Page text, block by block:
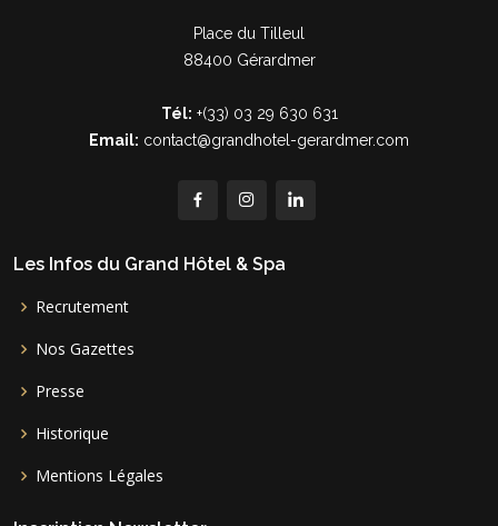
Place du Tilleul
88400 Gérardmer
Tél: +(33) 03 29 630 631
Email: contact@grandhotel-gerardmer.com
Les Infos du Grand Hôtel & Spa
Recrutement
Nos Gazettes
Presse
Historique
Mentions Légales